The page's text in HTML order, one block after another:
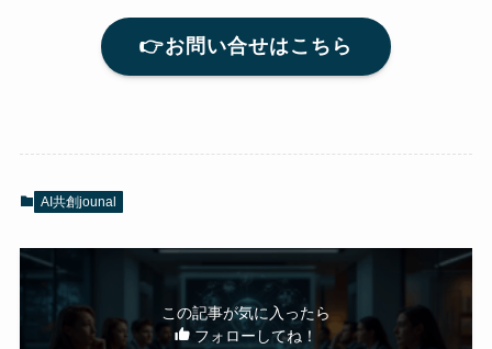
👉お問い合せはこちら
AI共創jounal
この記事が気に入ったら
フォローしてね！